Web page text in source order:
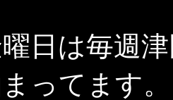
日は毎週
ってます。